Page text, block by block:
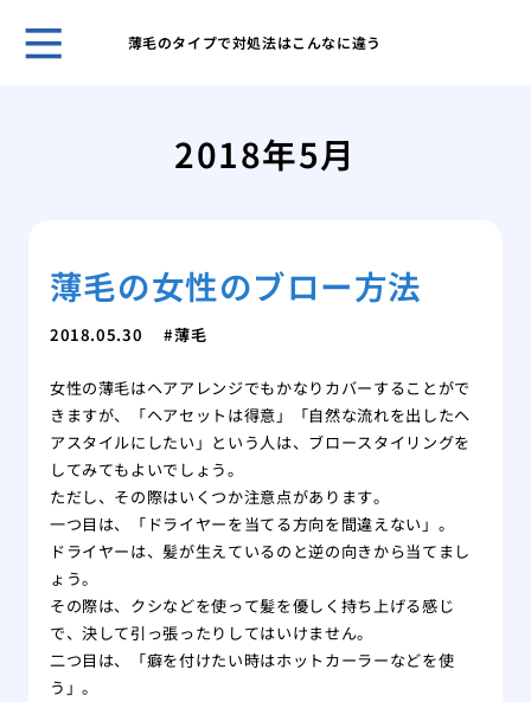
薄毛のタイプで対処法はこんなに違う
2018年5月
薄毛の女性のブロー方法
2018.05.30 薄毛
女性の薄毛はヘアアレンジでもかなりカバーすることがで
きますが、「ヘアセットは得意」「自然な流れを出したヘ
アスタイルにしたい」という人は、ブロースタイリングを
してみてもよいでしょう。
ただし、その際はいくつか注意点があります。
一つ目は、「ドライヤーを当てる方向を間違えない」。
ドライヤーは、髪が生えているのと逆の向きから当てまし
ょう。
その際は、クシなどを使って髪を優しく持ち上げる感じ
で、決して引っ張ったりしてはいけません。
二つ目は、「癖を付けたい時はホットカーラーなどを使
う」。